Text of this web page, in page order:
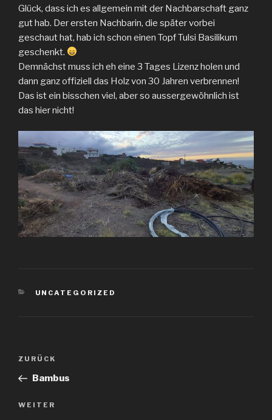
Glück, dass ich es allgemein mit der Nachbarschaft ganz
gut hab. Der ersten Nachbarin, die später vorbei
geschaut hat, hab ich schon einen Topf Tulsi Basilikum
geschenkt.
Demnächst muss ich eh eine 3 Tages Lizenz holen und
dann ganz offiziell das Holz von 30 Jahren verbrennen!
Das ist ein bisschen viel, aber so aussergewöhnlich ist
das hier nicht!
KATEGORIEN
UNCATEGORIZED
Beitragsnavigation
Vorheriger
Beitrag
ZURÜCK
Bambus
Nächster
WEITER